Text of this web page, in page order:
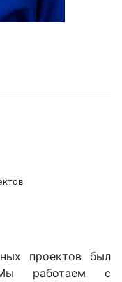
проектов был
работаем с